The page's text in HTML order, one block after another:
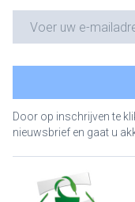
Door op inschrijven te
nieuwsbrief en gaat u